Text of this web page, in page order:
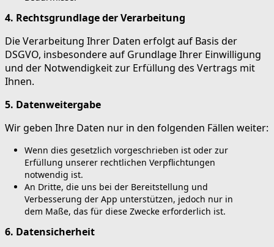
4. Rechtsgrundlage der Verarbeitung
Die Verarbeitung Ihrer Daten erfolgt auf Basis der
DSGVO, insbesondere auf Grundlage Ihrer Einwilligung
und der Notwendigkeit zur Erfüllung des Vertrags mit
Ihnen.
5. Datenweitergabe
Wir geben Ihre Daten nur in den folgenden Fällen weiter:
Wenn dies gesetzlich vorgeschrieben ist oder zur
Erfüllung unserer rechtlichen Verpflichtungen
notwendig ist.
An Dritte, die uns bei der Bereitstellung und
Verbesserung der App unterstützen, jedoch nur in
dem Maße, das für diese Zwecke erforderlich ist.
6. Datensicherheit